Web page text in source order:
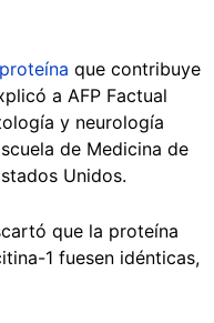
proteína que contribuye
a AFP Factual
y neurología
de Medicina de
Unidos.
que la proteína
1 fuesen idénticas,